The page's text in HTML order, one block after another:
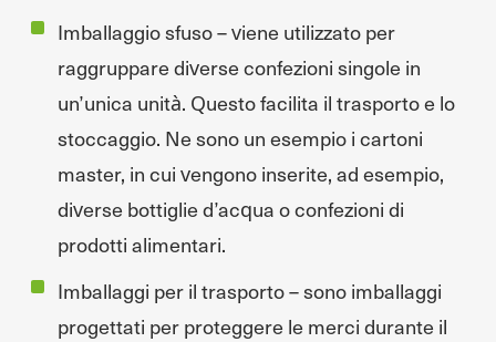
Imballaggio sfuso – viene utilizzato per
raggruppare diverse confezioni singole in
un’unica unità. Questo facilita il trasporto e lo
stoccaggio. Ne sono un esempio i cartoni
master, in cui vengono inserite, ad esempio,
diverse bottiglie d’acqua o confezioni di
prodotti alimentari.
Imballaggi per il trasporto – sono imballaggi
progettati per proteggere le merci durante il